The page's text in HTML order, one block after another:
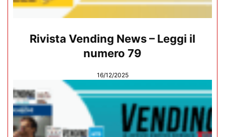
Rivista Vending News – Leggi il
numero 79
16/12/2025